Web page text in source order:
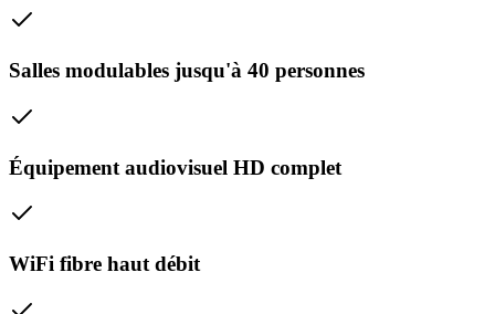
Salles modulables jusqu'à 40 personnes
Équipement audiovisuel HD complet
WiFi fibre haut débit